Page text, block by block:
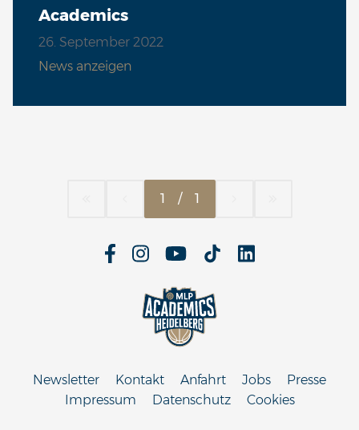
Academics
26. September 2022
News anzeigen
1 / 1
Newsletter Kontakt Anfahrt Jobs
Presse
Impressum
Datenschutz Cookies